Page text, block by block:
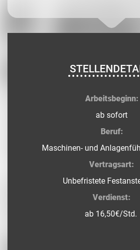
Arbeitsbeginn:
ab sofort
Beruf:
Maschinen- und
Vertragsart:
Unbefristete
Verdienst:
ab 16,50€/Std.